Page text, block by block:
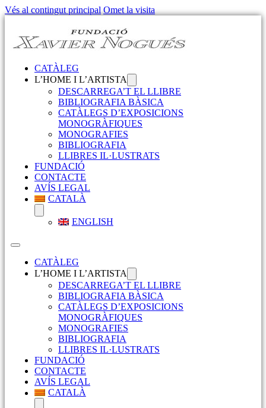
Vés al contingut principal Omet la visita
CATÀLEG
L’HOME I L’ARTISTA
DESCARREGA’T EL LLIBRE
BIBLIOGRAFIA BÀSICA
CATÀLEGS D’EXPOSICIONS
MONOGRÀFIQUES
MONOGRAFIES
BIBLIOGRAFIA
LLIBRES IL·LUSTRATS
FUNDACIÓ
CONTACTE
AVÍS LEGAL
CATALÀ
ENGLISH
CATÀLEG
L’HOME I L’ARTISTA
DESCARREGA’T EL LLIBRE
BIBLIOGRAFIA BÀSICA
CATÀLEGS D’EXPOSICIONS
MONOGRÀFIQUES
MONOGRAFIES
BIBLIOGRAFIA
LLIBRES IL·LUSTRATS
FUNDACIÓ
CONTACTE
AVÍS LEGAL
CATALÀ